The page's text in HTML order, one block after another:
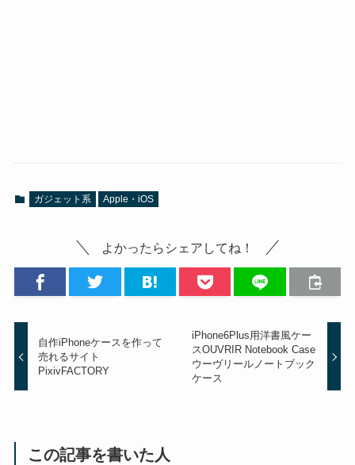
ガジェット系 Apple・iOS
よかったらシェアしてね！
自作iPhoneケースを作って
売れるサイト
PixivFACTORY
iPhone6Plus用洋書風ケー
スOUVRIR Notebook Case
ウーヴリールノートブック
ケース
この記事を書いた人